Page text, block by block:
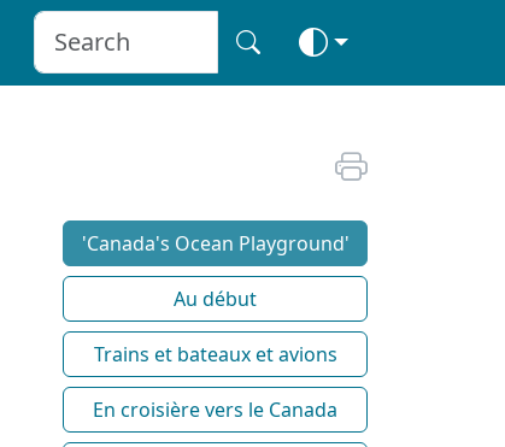
'Canada's Ocean Playground'
Au début
Trains et bateaux et avions
En croisière vers le Canada